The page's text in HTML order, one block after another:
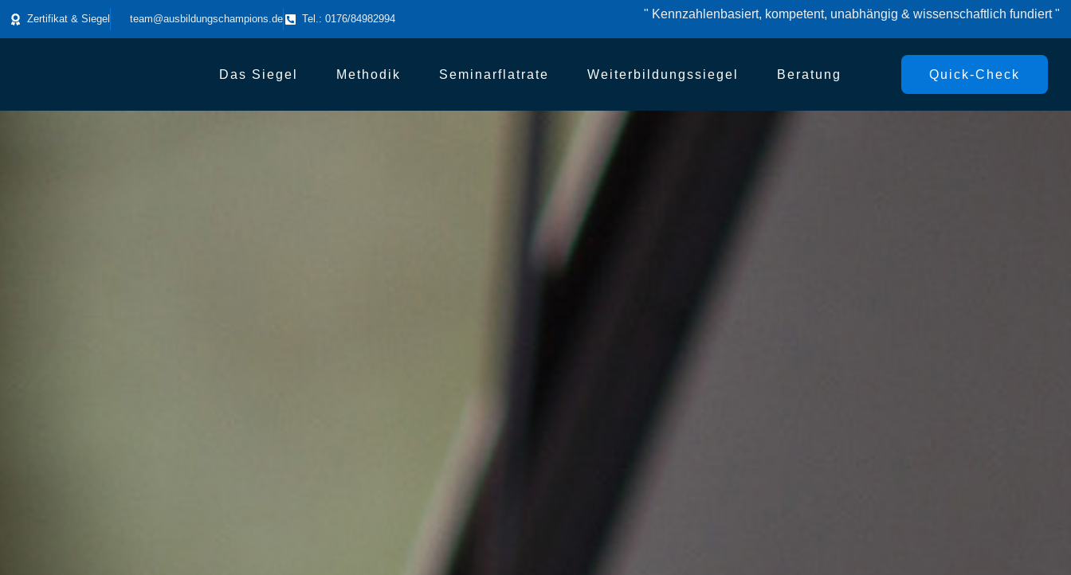
Zertifikat & Siegel team@ausbildungschampions.de Tel.: 0176/84982994 " Kennzahlenbasiert, kompetent, unabhängig & wissenschaftlich fundiert "
Das Siegel Methodik Seminarflatrate Weiterbildungssiegel Beratung Quick-Check